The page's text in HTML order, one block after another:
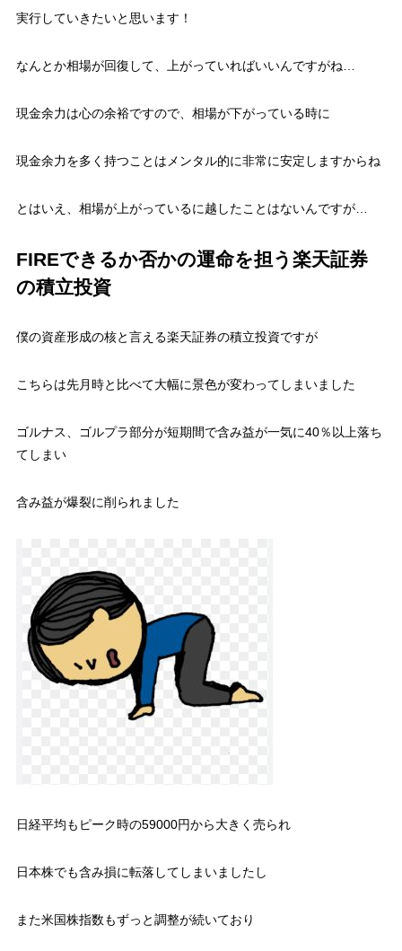
実行していきたいと思います！
なんとか相場が回復して、上がっていればいいんですがね…
現金余力は心の余裕ですので、相場が下がっている時に
現金余力を多く持つことはメンタル的に非常に安定しますからね
とはいえ、相場が上がっているに越したことはないんですが…
FIREできるか否かの運命を担う楽天証券
の積立投資
僕の資産形成の核と言える楽天証券の積立投資ですが
こちらは先月時と比べて大幅に景色が変わってしまいました
ゴルナス、ゴルプラ部分が短期間で含み益が一気に40％以上落ち
てしまい
含み益が爆裂に削られました
日経平均もピーク時の59000円から大きく売られ
日本株でも含み損に転落してしまいましたし
また米国株指数もずっと調整が続いており